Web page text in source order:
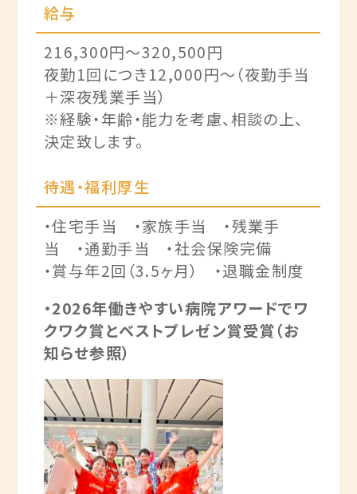
給与
216,300円～320,500円
夜勤1回につき12,000円～（夜勤手当
＋深夜残業手当）
※経験・年齢・能力を考慮、相談の上、
決定致します。
待遇・福利厚生
・住宅手当 ・家族手当 ・残業手
当 ・通勤手当 ・社会保険完備
・賞与年2回（3.5ヶ月） ・退職金制度
・2026年働きやすい病院アワードでワ
クワク賞とベストプレゼン賞受賞（お
知らせ参照）